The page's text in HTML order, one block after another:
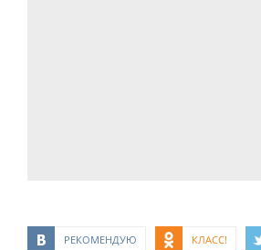
РЕКОМЕНДУЮ КЛАСС!